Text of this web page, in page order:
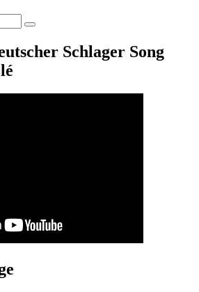
Suchen
Schlager Song